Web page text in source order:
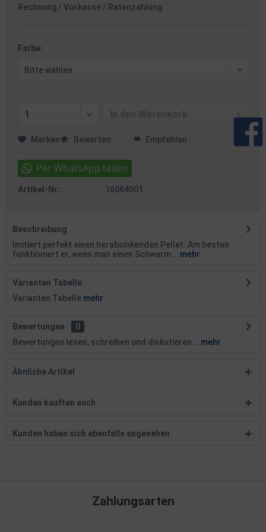
Rechnung / Vorkasse / Ratenzahlung
Farbe:
Merken Bewerten Empfehlen
Artikel-Nr.: 16084001
Beschreibung
Imitiert perfekt einen herabsinkenden Pellet. Am besten
funktioniert er, wenn man einen Schwarm...
mehr
Varianten Tabelle
Varianten Tabelle mehr
Bewertungen
0
Bewertungen lesen, schreiben und diskutieren...
mehr
Ähnliche Artikel
Kunden kauften auch
Kunden haben sich ebenfalls angesehen
Zahlungsarten